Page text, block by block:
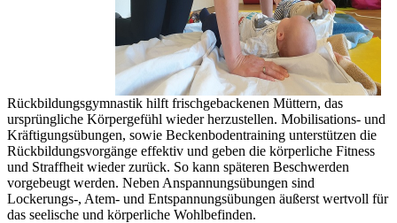
Rückbildungsgymnastik hilft frischgebackenen Müttern, das
ursprüngliche Körpergefühl wieder herzustellen. Mobilisations- und
Kräftigungsübungen, sowie Beckenbodentraining unterstützen die
Rückbildungsvorgänge effektiv und geben die körperliche Fitness
und Straffheit wieder zurück. So kann späteren Beschwerden
vorgebeugt werden. Neben Anspannungsübungen sind
Lockerungs-, Atem- und Entspannungsübungen äußerst wertvoll für
das seelische und körperliche Wohlbefinden.